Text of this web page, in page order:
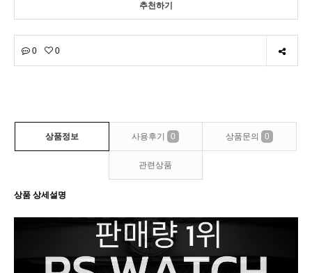
추천하기
0 0
상품정보 사용후기 0 상품문의 0
관련상품
상품 상세설명